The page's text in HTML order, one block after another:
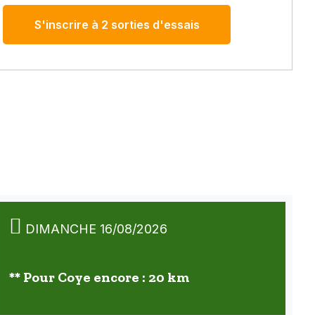
S'inscrire à 2 sorties d'essais
DIMANCHE 16/08/2026
** Pour Coye encore : 20 km